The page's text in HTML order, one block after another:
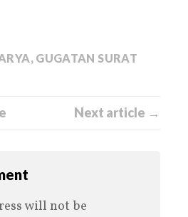
, GUGATAN SURAT
Next article →
will not be